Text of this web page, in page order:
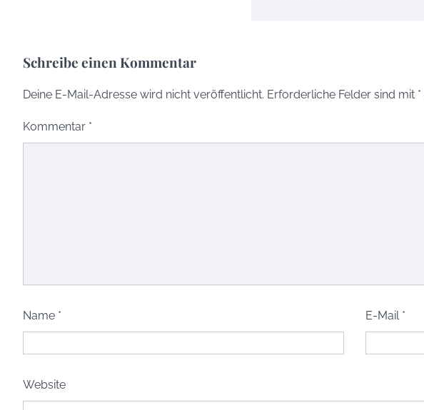
Schreibe einen Kommentar
Deine E-Mail-Adresse wird nicht veröffentlicht. Erforderliche Felder sind mit *
Kommentar *
Name * E-Mail *
Website